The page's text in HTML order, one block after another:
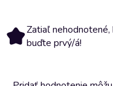
Zatiaľ
buďte prvý/á!